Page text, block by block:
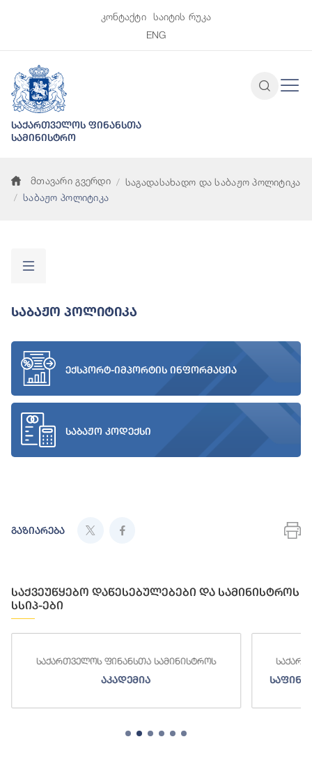
კონტაქტი
საიტის რუკა
ENG
საქართველოს ფინანსთა
სამინისტრო
მთავარი გვერდი
საგადასახადო და საბაჟო პოლიტიკა
საბაჟო პოლიტიკა
Საბაჟო Პოლიტიკა
ექსპორტ-იმპორტის ინფორმაცია
საბაჟო კოდექსი
გაზიარება
საქვეუწყებო დაწესებულებები და სამინისტროს
სსიპ-ები
საქართველოს ფინანსთა სამინისტროს
აკადემია